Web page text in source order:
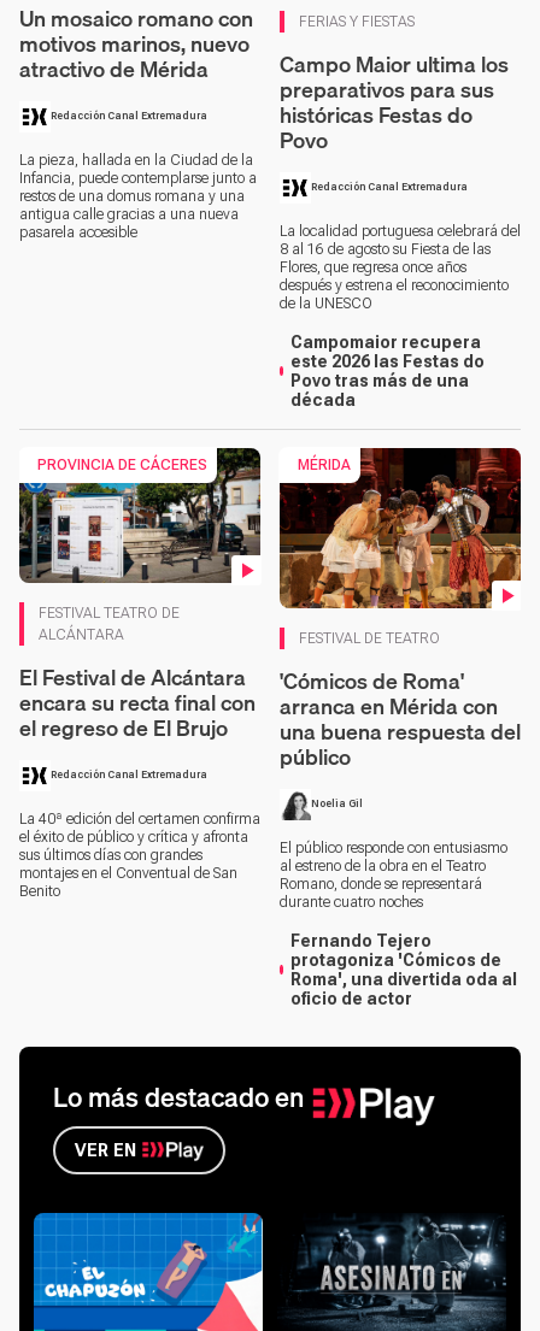
Un mosaico romano con
motivos marinos, nuevo
atractivo de Mérida
Redacción Canal Extremadura
La pieza, hallada en la Ciudad de la
Infancia, puede contemplarse junto a
restos de una domus romana y una
antigua calle gracias a una nueva
pasarela accesible
FERIAS Y FIESTAS
Campo Maior ultima los
preparativos para sus
históricas Festas do
Povo
Redacción Canal Extremadura
La localidad portuguesa celebrará del
8 al 16 de agosto su Fiesta de las
Flores, que regresa once años
después y estrena el reconocimiento
de la UNESCO
Campomaior recupera
este 2026 las Festas do
Povo tras más de una
década
PROVINCIA DE CÁCERES
FESTIVAL TEATRO DE
ALCÁNTARA
El Festival de Alcántara
encara su recta final con
el regreso de El Brujo
Redacción Canal Extremadura
La 40ª edición del certamen confirma
el éxito de público y crítica y afronta
sus últimos días con grandes
montajes en el Conventual de San
Benito
MÉRIDA
FESTIVAL DE TEATRO
'Cómicos de Roma'
arranca en Mérida con
una buena respuesta del
público
Noelia Gil
El público responde con entusiasmo
al estreno de la obra en el Teatro
Romano, donde se representará
durante cuatro noches
Fernando Tejero
protagoniza 'Cómicos de
Roma', una divertida oda al
oficio de actor
Lo más destacado en
VER EN